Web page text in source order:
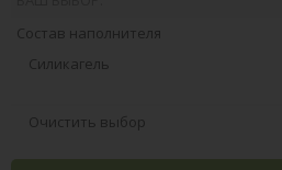
Состав наполнителя
Силикагель
Очистить выбор